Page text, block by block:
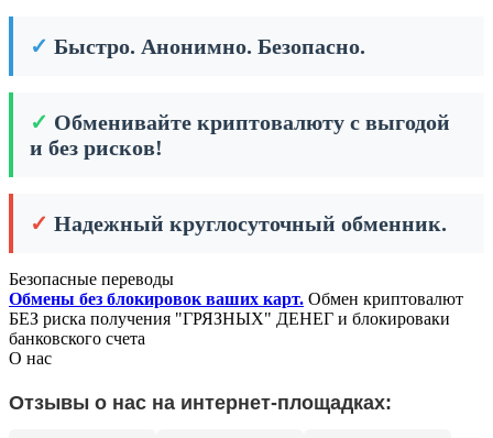
✓ Быстро. Анонимно. Безопасно.
✓ Обменивайте криптовалюту с выгодой
и без рисков!
✓ Надежный круглосуточный обменник.
Безопасные переводы
Обмены без блокировок ваших карт. Обмен криптовалют
БЕЗ риска получения "ГРЯЗНЫХ" ДЕНЕГ и блокироваки
банковского счета
О нас
Отзывы о нас на интернет-площадках: